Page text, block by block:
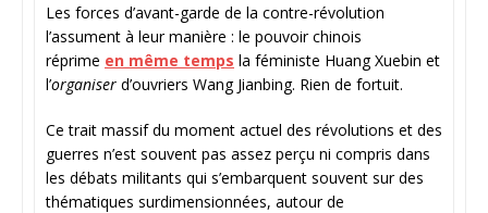
Les forces d’avant-garde de la contre-révolution
l’assument à leur manière : le pouvoir chinois
réprime en même temps la féministe Huang Xuebin et
l’organiser d’ouvriers Wang Jianbing. Rien de fortuit.
Ce trait massif du moment actuel des révolutions et des
guerres n’est souvent pas assez perçu ni compris dans
les débats militants qui s’embarquent souvent sur des
thématiques surdimensionnées, autour de